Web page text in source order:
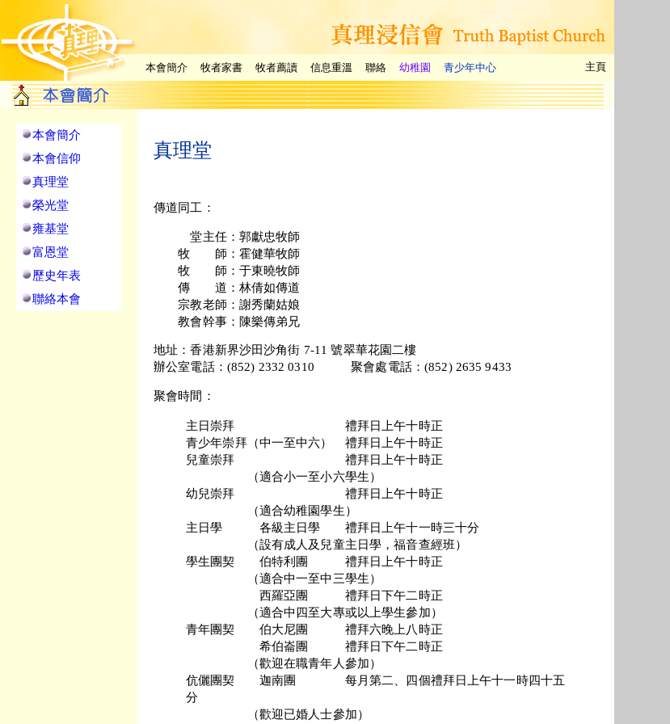
本會簡介 牧者家書 牧者薦讀 信息重溫 聯絡 幼稚園 青少年中心 主頁
本會簡介
本會信仰
真理堂
榮光堂
雍基堂
富恩堂
歷史年表
聯絡本會
真理堂
傳道同工：
堂主任：郭獻忠牧師
牧 師：霍健華牧師
牧 師：于東曉牧師
傳 道：林倩如傳道
宗教老師：謝秀蘭姑娘
教會幹事：陳樂傳弟兄
地址：香港新界沙田沙角街 7-11 號翠華花園二樓
辦公室電話：(852) 2332 0310 聚會處電話：(852) 2635 9433
聚會時間：
主日崇拜 禮拜日上午十時正
青少年崇拜（中一至中六） 禮拜日上午十時正
兒童崇拜 禮拜日上午十時正
（適合小一至小六學生）
幼兒崇拜 禮拜日上午十時正
（適合幼稚園學生）
主日學 各級主日學 禮拜日上午十一時三十分
（設有成人及兒童主日學，福音查經班）
學生團契 伯特利團 禮拜日上午十時正
（適合中一至中三學生）
西羅亞團 禮拜日下午二時正
（適合中四至大專或以上學生參加）
青年團契 伯大尼團 禮拜六晚上八時正
希伯崙團 禮拜日下午二時正
（歡迎在職青年人參加）
伉儷團契 迦南團 每月第二、四個禮拜日上午十一時四十五
分
（歡迎已婚人士參加）